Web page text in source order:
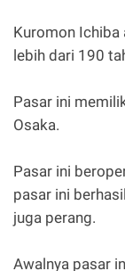
Kuromon Ichiba
lebih dari 190
Pasar ini
Osaka.
Pasar ini
pasar ini
juga perang.
Awalnya pasar